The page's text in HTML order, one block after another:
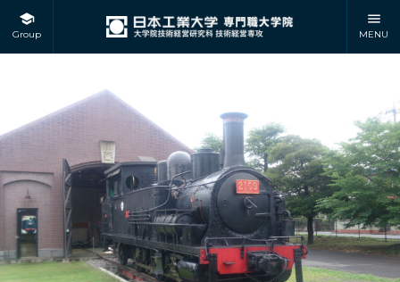
Group MENU